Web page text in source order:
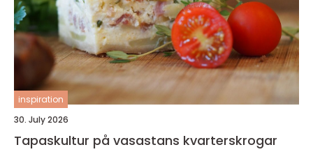
inspiration
30. July 2026
Tapaskultur på vasastans kvarterskrogar